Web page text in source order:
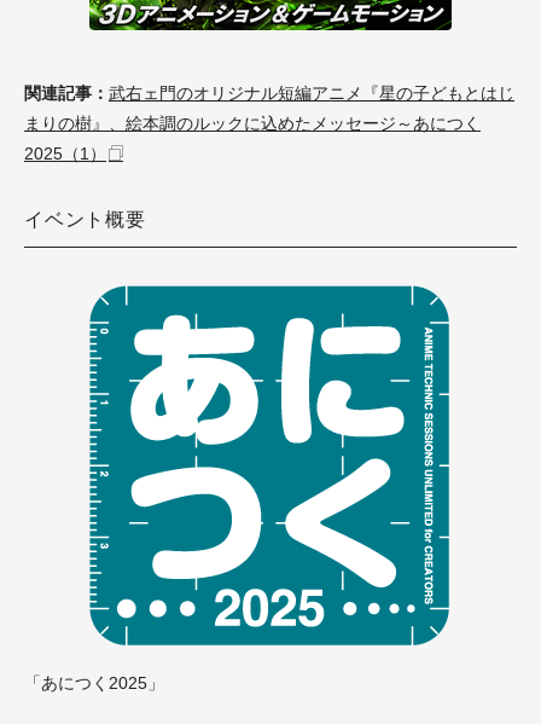
関連記事： 武右ェ門のオリジナル短編アニメ『星の子どもとはじ
まりの樹』、絵本調のルックに込めたメッセージ～あにつく
2025（1）
イベント概要
「あにつく2025」